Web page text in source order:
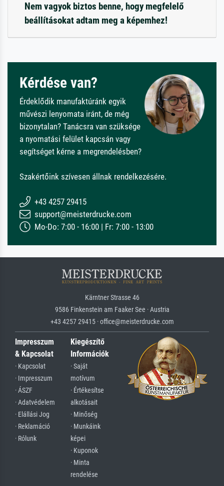
Nem vagyok biztos benne, hogy megfelelő
beállításokat adtam meg a képemhez!
Kérdése van?
Érdeklődik manufaktúránk egyik
művészi lenyomata iránt, de még
bizonytalan? Tanácsra van szüksége
a nyomatási felület kapcsán vagy
segítséget kérne a megrendelésben?
Szakértőink szívesen állnak rendelkezésére.
+43 4257 29415
support@meisterdrucke.com
Mo-Do: 7:00 - 16:00 | Fr: 7:00 - 13:00
Kärntner Strasse 46
9586 Finkenstein am Faaker See · Austria
+43 4257 29415 · office@meisterdrucke.com
Impresszum
& Kapcsolat
· Kapcsolat
· Impresszum
· ÁSZF
· Adatvédelem
· Elállási Jog
· Reklamáció
· Rólunk
Kiegészítő
Információk
· Saját
motívum
· Értékesítse
alkotásait
· Minőség
· Munkáink
képei
· Kuponok
· Minta
rendelése